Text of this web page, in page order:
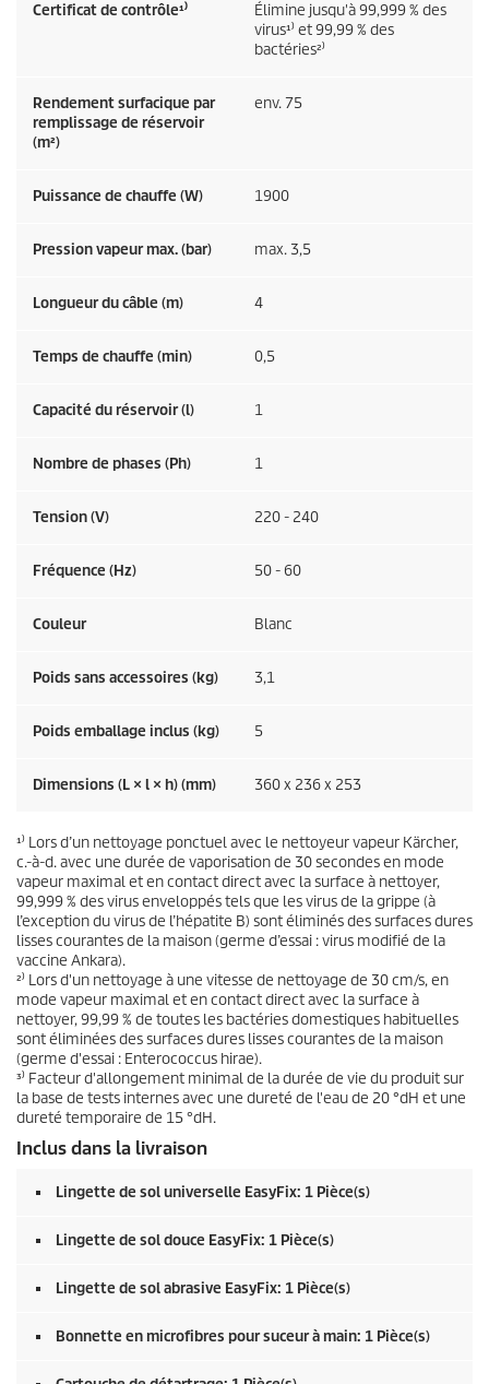
Certificat de contrôle¹⁾
Élimine jusqu'à 99,999 % des
virus¹⁾ et 99,99 % des
bactéries²⁾
Rendement surfacique par
remplissage de réservoir
(m²)
env. 75
Puissance de chauffe (W) 1900
Pression vapeur max. (bar) max. 3,5
Longueur du câble (m) 4
Temps de chauffe (min) 0,5
Capacité du réservoir (l) 1
Nombre de phases (Ph) 1
Tension (V) 220 - 240
Fréquence (Hz) 50 - 60
Couleur Blanc
Poids sans accessoires (kg) 3,1
Poids emballage inclus (kg) 5
Dimensions (L × l × h) (mm) 360 x 236 x 253
¹⁾ Lors d’un nettoyage ponctuel avec le nettoyeur vapeur Kärcher,
c.-à-d. avec une durée de vaporisation de 30 secondes en mode
vapeur maximal et en contact direct avec la surface à nettoyer,
99,999 % des virus enveloppés tels que les virus de la grippe (à
l’exception du virus de l’hépatite B) sont éliminés des surfaces dures
lisses courantes de la maison (germe d’essai : virus modifié de la
vaccine Ankara).
²⁾ Lors d'un nettoyage à une vitesse de nettoyage de 30 cm/s, en
mode vapeur maximal et en contact direct avec la surface à
nettoyer, 99,99 % de toutes les bactéries domestiques habituelles
sont éliminées des surfaces dures lisses courantes de la maison
(germe d'essai : Enterococcus hirae).
³⁾ Facteur d'allongement minimal de la durée de vie du produit sur
la base de tests internes avec une dureté de l'eau de 20 °dH et une
dureté temporaire de 15 °dH.
Inclus dans la livraison
Lingette de sol universelle EasyFix: 1 Pièce(s)
Lingette de sol douce EasyFix: 1 Pièce(s)
Lingette de sol abrasive EasyFix: 1 Pièce(s)
Bonnette en microfibres pour suceur à main: 1 Pièce(s)